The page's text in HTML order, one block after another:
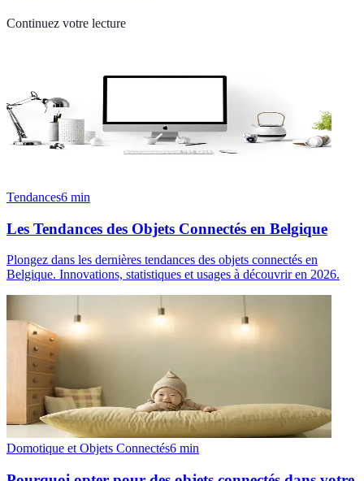
Continuez votre lecture
Tendances6 min
Les Tendances des Objets Connectés en Belgique
Plongez dans les dernières tendances des objets connectés en
Belgique. Innovations, statistiques et usages à découvrir en 2026.
Domotique et Objets Connectés6 min